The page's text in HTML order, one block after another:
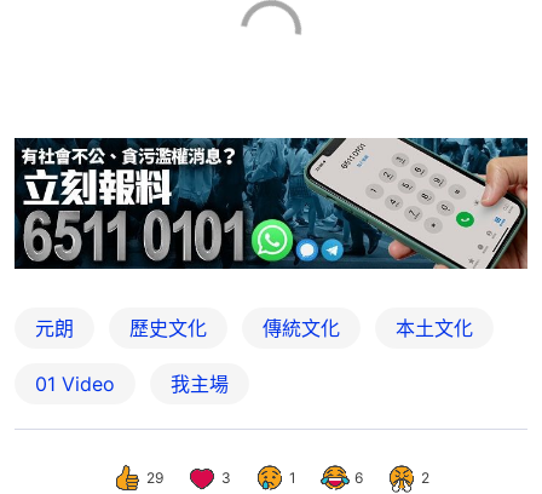
元朗 歷史文化 傳統文化 本土文化
01 Video 我主場
29 3 1 6 2